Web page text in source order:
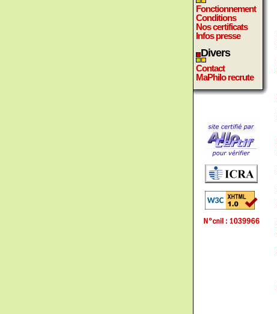
Fonctionnement
Conditions
Nos certificats
Infos presse
Divers
Contact
MaPhilo recrute